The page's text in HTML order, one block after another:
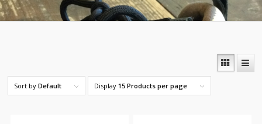
Sort byDefault Display15 Products per page